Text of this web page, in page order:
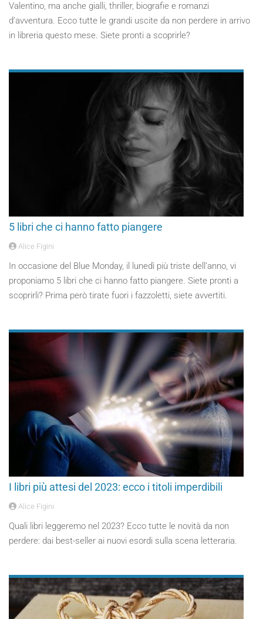
Valentino, ma anche gialli, thriller, biografie e romanzi
d’avventura. Ecco tutte le grandi uscite da non perdere in arrivo
in libreria questo mese. Siete pronti a scoprirle?
5 libri che ci hanno fatto piangere
Alice Figini
In occasione del Blue Monday, il lunedì più triste dell’anno, vi
proponiamo 5 libri che ci hanno fatto piangere. Siete pronti a
scoprirli? Prima però tirate fuori i fazzoletti, siete avvertiti.
I libri più attesi del 2023: ecco i titoli imperdibili
Alice Figini
Quali libri leggeremo nel 2023? Ecco tutte le novità da non
perdere: dai best-seller ai nuovi esordi sulla scena letteraria.